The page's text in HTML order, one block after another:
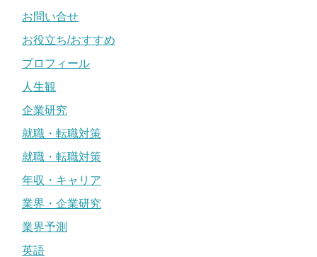
お問い合せ
お役立ち/おすすめ
プロフィール
人生観
企業研究
就職・転職対策
就職・転職対策
年収・キャリア
業界・企業研究
業界予測
英語